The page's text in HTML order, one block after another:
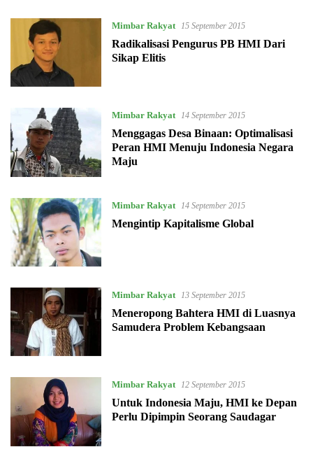
Mimbar Rakyat 15 September 2015
Radikalisasi Pengurus PB HMI Dari
Sikap Elitis
Mimbar Rakyat 14 September 2015
Menggagas Desa Binaan: Optimalisasi
Peran HMI Menuju Indonesia Negara
Maju
Mimbar Rakyat 14 September 2015
Mengintip Kapitalisme Global
Mimbar Rakyat 13 September 2015
Meneropong Bahtera HMI di Luasnya
Samudera Problem Kebangsaan
Mimbar Rakyat 12 September 2015
Untuk Indonesia Maju, HMI ke Depan
Perlu Dipimpin Seorang Saudagar